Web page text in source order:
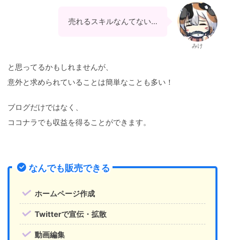
売れるスキルなんてない…
みけ
と思ってるかもしれませんが、
意外と求められていることは簡単なことも多い！
ブログだけではなく、
ココナラでも収益を得ることができます。
なんでも販売できる
ホームページ作成
Twitterで宣伝・拡散
動画編集